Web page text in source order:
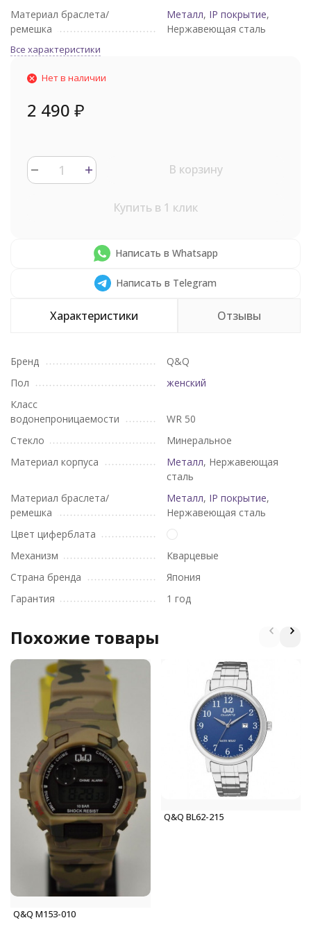
Материал браслета/
ремешка
Металл, IP покрытие,
Нержавеющая сталь
Все характеристики
Нет в наличии
2 490 ₽
В корзину
Купить в 1 клик
Написать в Whatsapp
Написать в Telegram
Характеристики Отзывы
Бренд
Q&Q
Пол
женский
Класс
водонепроницаемости
WR 50
Стекло
Минеральное
Материал корпуса
Металл, Нержавеющая
сталь
Материал браслета/
ремешка
Металл, IP покрытие,
Нержавеющая сталь
Цвет циферблата
Механизм
Кварцевые
Страна бренда
Япония
Гарантия
1 год
Похожие товары
Q&Q M153-010
Q&Q BL62-215